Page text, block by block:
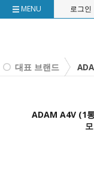
MENU 로그인
대표 브랜드
ADAM A4V (1